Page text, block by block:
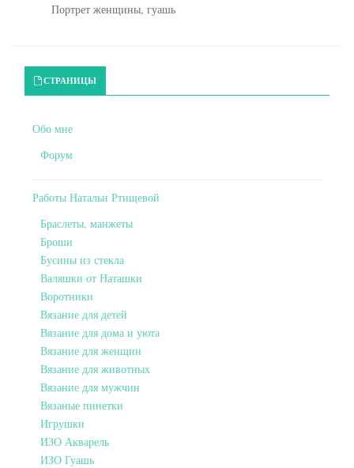
Портрет женщины, гуашь
Primary Sidebar
СТРАНИЦЫ
Обо мне
Форум
Работы Натальи Ртищевой
Браслеты, манжеты
Броши
Бусины из стекла
Валяшки от Наташки
Воротники
Вязание для детей
Вязание для дома и уюта
Вязание для женщин
Вязание для животных
Вязание для мужчин
Вязаные пинетки
Игрушки
ИЗО Акварель
ИЗО Гуашь